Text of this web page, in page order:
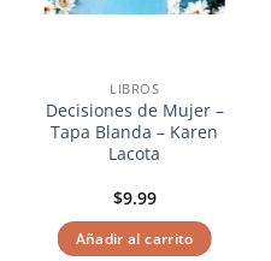
LIBROS
Decisiones de Mujer –
Tapa Blanda – Karen
Lacota
$9.99
Añadir al carrito